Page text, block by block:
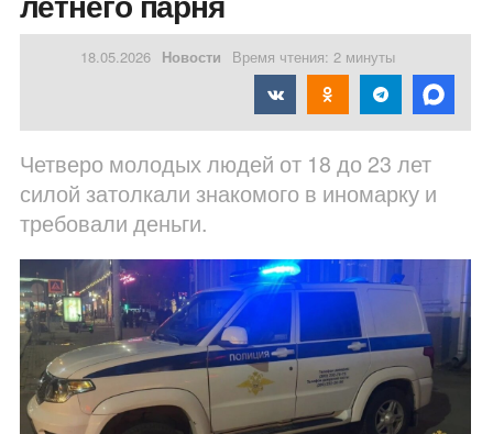
18.05.2026 Новости Время чтения: 2 минуты
Четверо молодых людей от 18 до 23 лет
силой затолкали знакомого в иномарку и
требовали деньги.